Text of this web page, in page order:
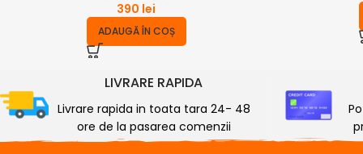
390 lei
ADAUGĂ ÎN COȘ
LIVRARE RAPIDA
Livrare rapida in toata tara 24- 48
ore de la pasarea comenzii